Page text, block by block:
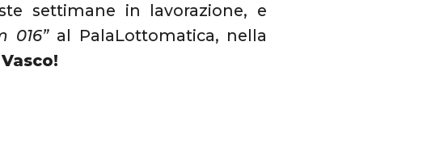
settimane in lavorazione, e
016”al PalaLottomatica, nella